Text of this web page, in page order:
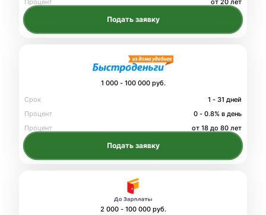
Процент
от 20 лет
Подать заявку
1 000 - 100 000 руб.
Срок
1 - 31 дней
Процент
0 - 0.8% в день
Процент
от 18 до 80 лет
Подать заявку
2 000 - 100 000 руб.